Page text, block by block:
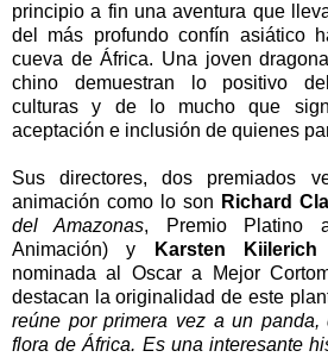
principio a fin una aventura que
del más profundo confín asiático
cueva de África. Una joven
chino demuestran lo positivo
culturas y de lo mucho que
aceptación e inclusión de quienes
Sus directores, dos premiados
animación como lo son Richard
del Amazonas, Premio Platino
Animación) y
Karsten Kiilerich
nominada al Oscar a Mejor
destacan la originalidad de este
reúne por primera vez a un
flora de África. Es una interesante